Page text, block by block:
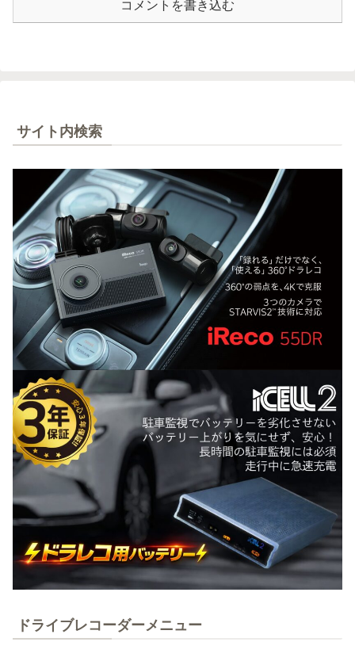
コメントを書き込む
サイト内検索
ドライブレコーダーメニュー